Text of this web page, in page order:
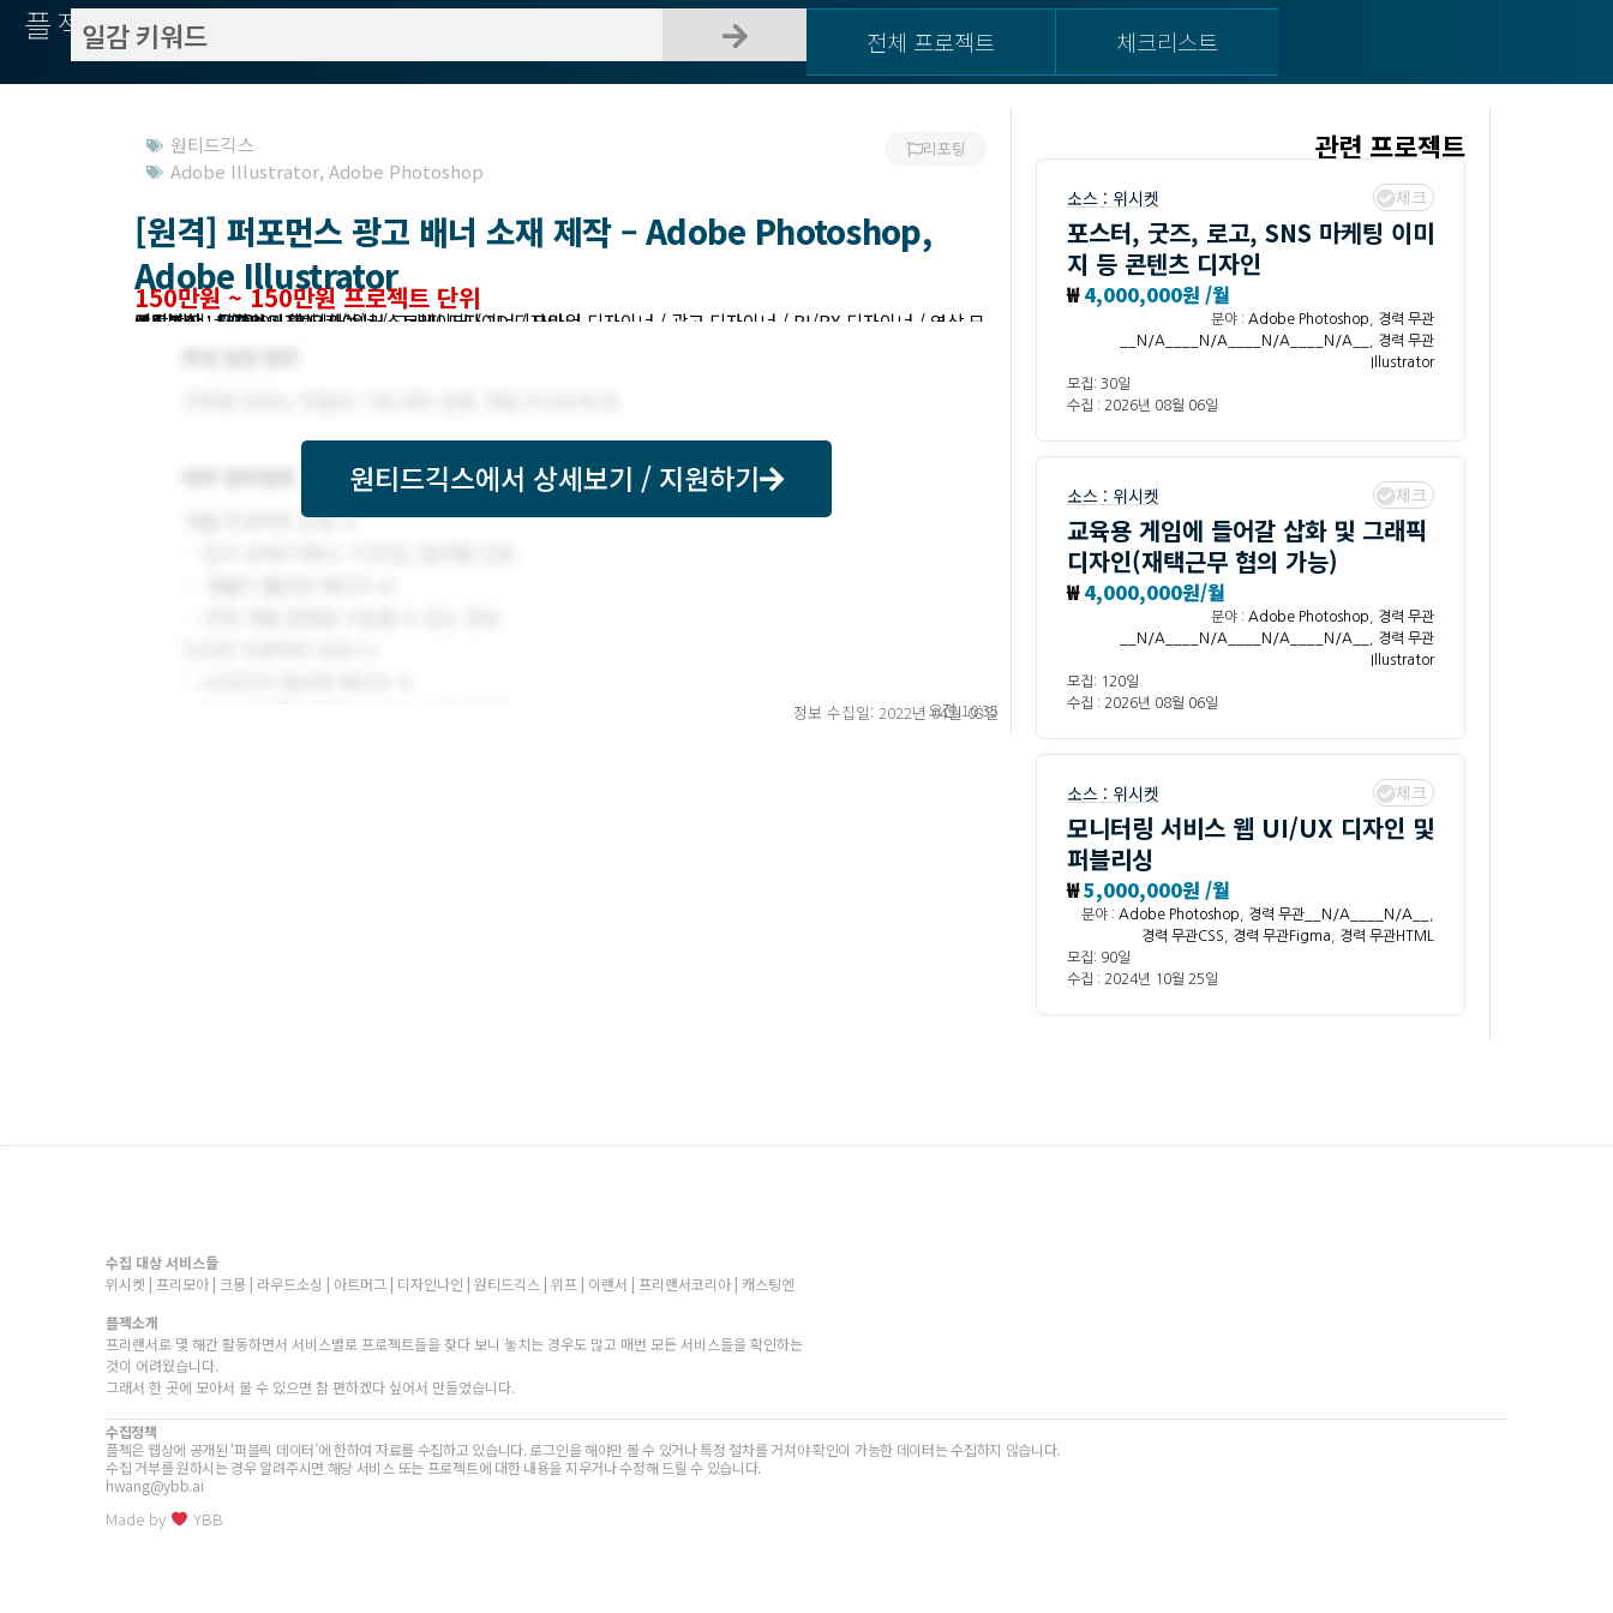
플젝서치 전체 프로젝트 체크리스트
원티드긱스
Adobe Illustrator, Adobe Photoshop
리포팅
[원격] 퍼포먼스 광고 배너 소재 제작 – Adobe Photoshop,
Adobe Illustrator
150만원 ~ 150만원 프로젝트 단위
작업방식 : 원격
모집기한 : 2022-04-13
예상기간 : 1개월
미팅방식 : 오프라인 (협의가능)
모집분야 : 디자인 > 웹 디자이너 / 그래픽 디자이너 / 모바일 디자이너 / 광고 디자이너 / BI/BX 디자이너 / 영상,모션 디자이너 / 3D 디자이너 / 일러스트레이터 / 2D 디자이너
원티드긱스에서 상세보기 / 지원하기
정보 수집일: 2022년 04월 08일
오전 10:35
관련 프로젝트
소스 : 위시켓 체크
포스터, 굿즈, 로고, SNS 마케팅 이미
지 등 콘텐츠 디자인
₩4,000,000원 /월
분야 : Adobe Photoshop
경력 무관
__N/A____N/A____N/A____N/A__
경력 무관
Illustrator
모집: 30일
수집 : 2026년 08월 06일
소스 : 위시켓 체크
교육용 게임에 들어갈 삽화 및 그래픽
디자인(재택근무 협의 가능)
₩4,000,000원/월
분야 : Adobe Photoshop
경력 무관
__N/A____N/A____N/A____N/A__
경력 무관
Illustrator
모집: 120일
수집 : 2026년 08월 06일
소스 : 위시켓 체크
모니터링 서비스 웹 UI/UX 디자인 및
퍼블리싱
₩5,000,000원 /월
분야 : Adobe Photoshop 경력 무관__N/A____N/A__
경력 무관CSS
경력 무관Figma
경력 무관HTML
모집: 90일
수집 : 2024년 10월 25일
수집 대상 서비스들
위시켓 | 프리모아 | 크몽 | 라우드소싱 | 아트머그 | 디자인나인 | 원티드긱스 | 위프 | 이랜서 | 프리랜서코리아 | 캐스팅엔
플젝소개
프리랜서로 몇 해간 활동하면서 서비스별로 프로젝트들을 찾다 보니 놓치는 경우도 많고 매번 모든 서비스들을 확인하는
것이 어려웠습니다.
그래서 한 곳에 모아서 볼 수 있으면 참 편하겠다 싶어서 만들었습니다.
수집정책
플젝은 웹상에 공개된 ‘퍼블릭 데이터’에 한하여 자료를 수집하고 있습니다. 로그인을 해야만 볼 수 있거나 특정 절차를 거쳐야 확인이 가능한 데이터는 수집하지 않습니다.
수집 거부를 원하시는 경우 알려주시면 해당 서비스 또는 프로젝트에 대한 내용을 지우거나 수정해 드릴 수 있습니다.
hwang@ybb.ai
Made by YBB